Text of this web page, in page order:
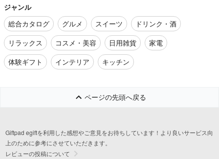
ジャンル
総合カタログ
グルメ スイーツ
ドリンク・酒
リラックス
コスメ・美容 日用雑貨
家電
体験ギフト
インテリア キッチン
ページの先頭へ戻る
Giftpad egiftを利用した感想やご意見をお待ちしています！より良いサービス向
上のために参考にさせていただきます。
レビューの投稿について